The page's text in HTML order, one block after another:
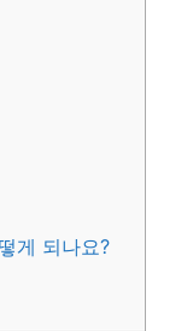
게 되나요?